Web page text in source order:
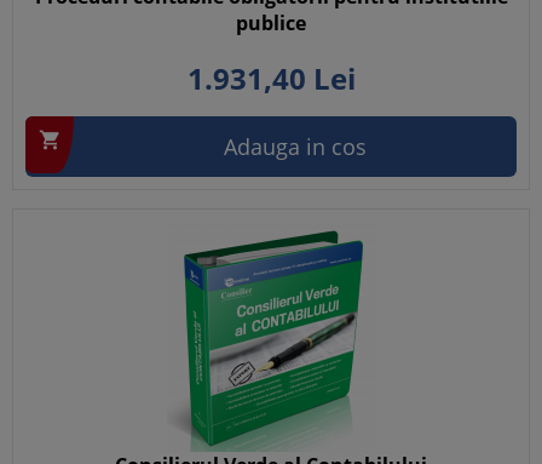
publice
1.931,40 Lei
 Adauga in cos